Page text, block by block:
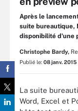
Après le
suite bureautique,
disponibilité d'une
Christophe Bardy,
Publié le: 08 janv. 2015
La suite
Word, Excel et